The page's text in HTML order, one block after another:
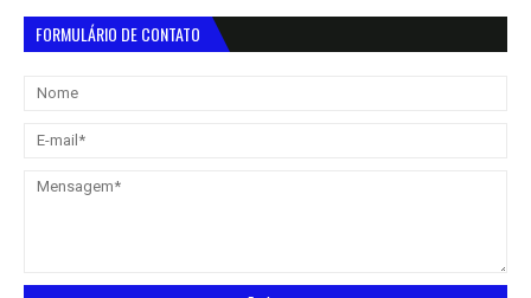
FORMULÁRIO DE CONTATO